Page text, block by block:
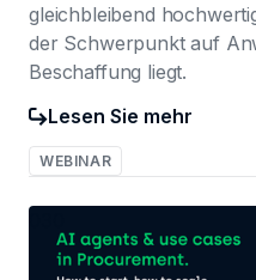
gleichbleibend
der Schwerpunkt auf
Beschaffung liegt.
Lesen Sie mehr
WEBINAR